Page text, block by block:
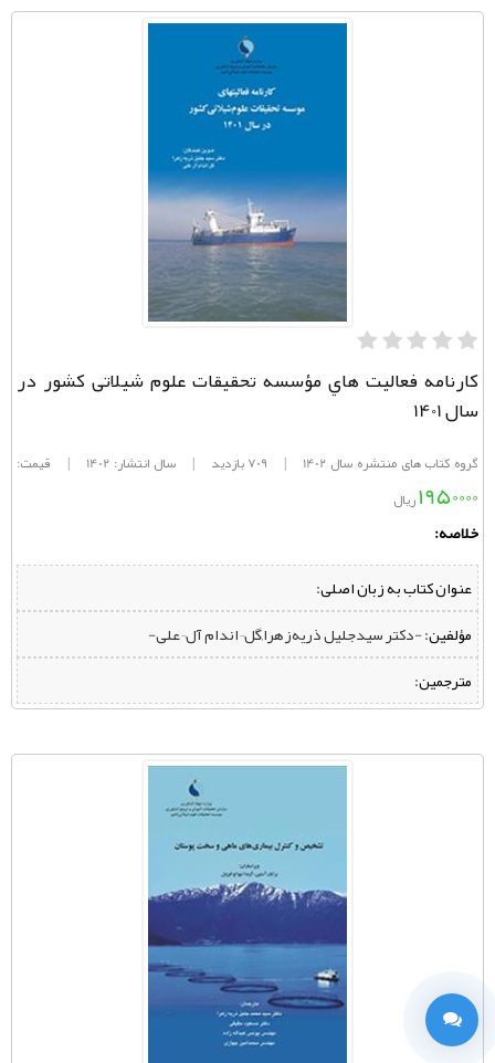
كارنامه فعاليت هاي مؤسسه تحقيقات علوم شيلاتی کشور در
سال 1401
گروه کتاب های منتشره سال 1402 | 709 بازدید | سال انتشار: 1402 | قیمت:
1950000ریال
خلاصه:
عنوان کتاب به زبان اصلی:
مؤلفین:‌ -دکتر سیدجلیل ذریه‌زهرا,گل¬اندام آل¬علی-
مترجمین: